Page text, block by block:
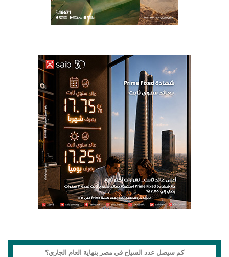
كم سيصل عدد السياح في مصر بنهاية العام الجاري؟